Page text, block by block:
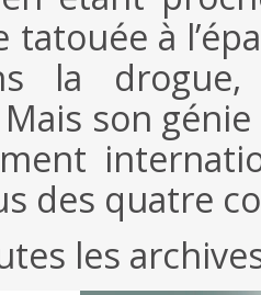
tatouée à
la
son génie
des quatre
les